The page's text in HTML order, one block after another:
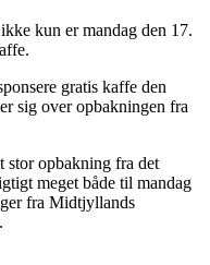
kun er mandag den 17.
gratis kaffe den
sig over opbakningen fra
stor opbakning fra det
meget både til mandag
fra Midtjyllands